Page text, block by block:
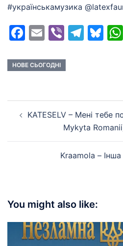
#українськамузика
Facebook
EmailViber
НОВЕ СЬОГОДНІ
navigation
KATESELV – Мені тебе
Mykyta
Kraamola –
You might also like: